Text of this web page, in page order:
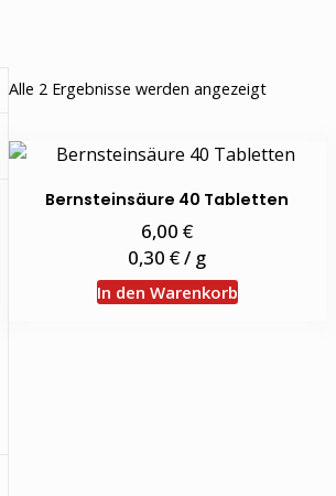
Alle 2 Ergebnisse werden angezeigtNach
Bernsteinsäure 40 Tabletten
6,00€
0,30€/ g
In den Warenkorb